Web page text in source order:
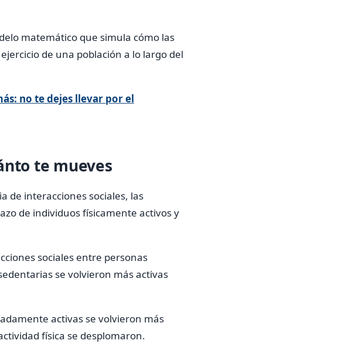
matemático que simula cómo las
de una población a lo largo del
no te dejes llevar por el
te mueves
de interacciones sociales, las
de individuos físicamente activos y
sociales entre personas
se volvieron más activas
activas se volvieron más
física se desplomaron.